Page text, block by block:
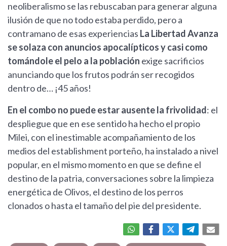
neoliberalismo se las rebuscaban para generar alguna
ilusión de que no todo estaba perdido, pero a
contramano de esas experiencias La Libertad Avanza
se solaza con anuncios apocalípticos y casi como
tomándole el pelo a la población exige sacrificios
anunciando que los frutos podrán ser recogidos
dentro de… ¡45 años!
En el combo no puede estar ausente la frivolidad: el
despliegue que en ese sentido ha hecho el propio
Milei, con el inestimable acompañamiento de los
medios del establishment porteño, ha instalado a nivel
popular, en el mismo momento en que se define el
destino de la patria, conversaciones sobre la limpieza
energética de Olivos, el destino de los perros
clonados o hasta el tamaño del pie del presidente.